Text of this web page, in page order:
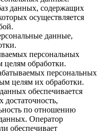
данных, содержащих
осуществляется
данные,
персональных
целям обработки.
персональных
целям их обработки.
обеспечивается
по отношению
Оператор
обеспечивает